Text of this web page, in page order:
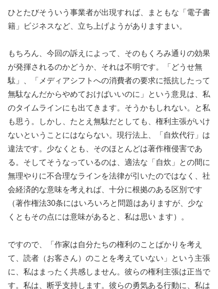
ひとたびそういう事業者が出現すれば、まともな「電子書
籍」ビジネスなど、立ち上げようがありますまい。
もちろん、今回の訴えによって、そのもくろみ通りの効果
が発揮されるのかどうか、それは不明です。「どうせ無
駄」、「メディアシフトへの消費者の要求に抵抗したって
無駄なんだからやめておけばいいのに」という意見は、私
のタイムラインにも出てきます。そうかもしれない。と私
も思う。しかし、たとえ無駄だとしても、権利主張がいけ
ないということにはならない。現行法上、「自炊代行」は
違法です。少なくとも、そのほとんどは著作権侵害であ
る。そしてそうなっているのは、適法な「自炊」との間に
無理やりに不合理なラインを法律が引いたのではなく、社
会経済的な意味を考えれば、十分に根拠のある区別です
（著作権法30条にはいろいろと問題はありますが、少な
くともその点には意味があると、私は思い ます）。
ですので、「作家は自分たちの権利のことばかりを考え
て、読者（お客さん）のことを考えていない」という主張
に、私はまったく共感しません。彼らの権利主張は正当で
す。私は、断乎支持します。彼らの勇気ある行動に、私は